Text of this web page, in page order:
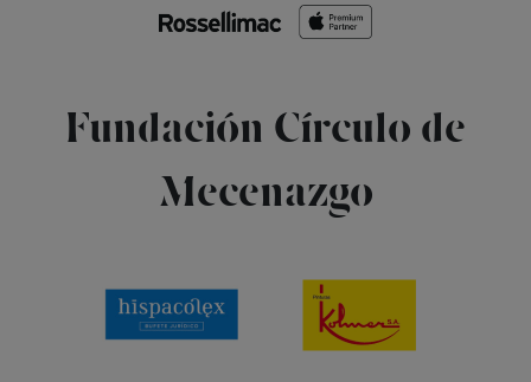
FEX
Presentación
Fundación Círculo de
Mecenazgo